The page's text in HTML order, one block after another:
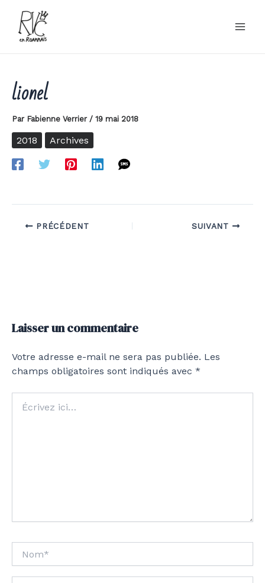
contenu
lionel
Par Fabienne Verrier / 19 mai 2018
2018 Archives
PRÉCÉDENT SUIVANT
Laisser un commentaire
Votre adresse e-mail ne sera pas publiée. Les
champs obligatoires sont indiqués avec *
ici…